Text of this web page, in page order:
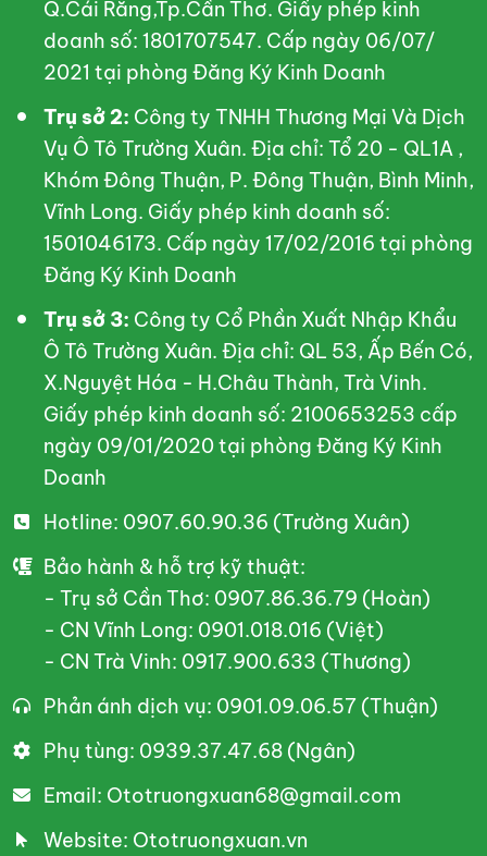
Q.Cái Răng,Tp.Cần Thơ. Giấy phép kinh
doanh số: 1801707547. Cấp ngày 06/07/
2021 tại phòng Đăng Ký Kinh Doanh
Trụ sở 2: Công ty TNHH Thương Mại Và Dịch
Vụ Ô Tô Trường Xuân. Địa chỉ: Tổ 20 - QL1A ,
Khóm Đông Thuận, P. Đông Thuận, Bình Minh,
Vĩnh Long. Giấy phép kinh doanh số:
1501046173. Cấp ngày 17/02/2016 tại phòng
Đăng Ký Kinh Doanh
Trụ sở 3: Công ty Cổ Phần Xuất Nhập Khẩu
Ô Tô Trường Xuân. Địa chỉ: QL 53, Ấp Bến Có,
X.Nguyệt Hóa - H.Châu Thành, Trà Vinh.
Giấy phép kinh doanh số: 2100653253 cấp
ngày 09/01/2020 tại phòng Đăng Ký Kinh
Doanh
Hotline: 0907.60.90.36 (Trường Xuân)
Bảo hành & hỗ trợ kỹ thuật:
- Trụ sở Cần Thơ: 0907.86.36.79 (Hoàn)
- CN Vĩnh Long: 0901.018.016 (Việt)
- CN Trà Vinh: 0917.900.633 (Thương)
Phản ánh dịch vụ: 0901.09.06.57 (Thuận)
Phụ tùng: 0939.37.47.68 (Ngân)
Email: Ototruongxuan68@gmail.com
Website: Ototruongxuan.vn